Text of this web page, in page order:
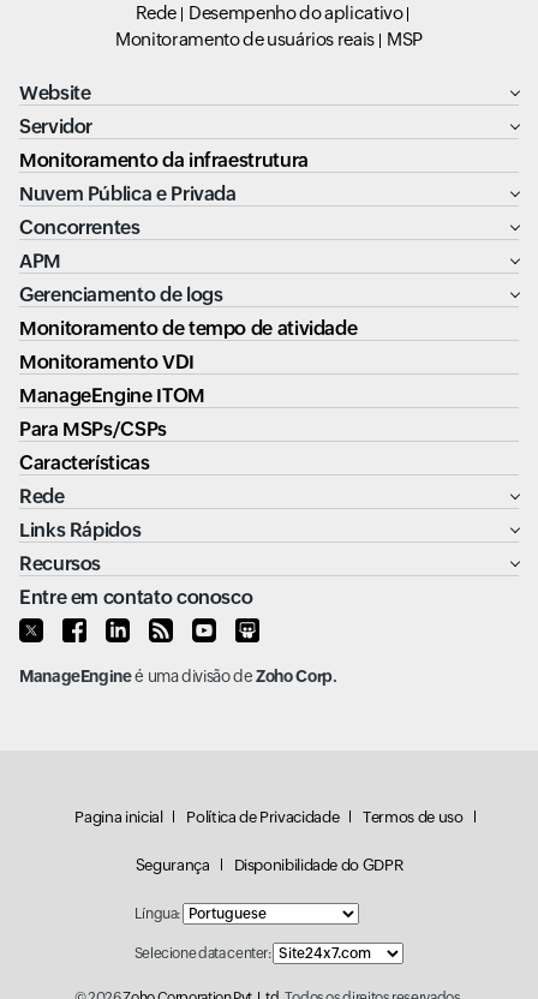
Rede
Desempenho do aplicativo
Monitoramento de usuários reais
MSP
Website
Servidor
Monitoramento da infraestrutura
Nuvem Pública e Privada
Concorrentes
APM
Gerenciamento de logs
Monitoramento de tempo de atividade
Monitoramento VDI
ManageEngine ITOM
Para MSPs/CSPs
Características
Rede
Links Rápidos
Recursos
Entre em contato conosco
ManageEngineé uma divisão deZoho Corp.
Pagina inicial Política de Privacidade Termos de uso
Segurança Disponibilidade do GDPR
Língua:
Selecione data center: